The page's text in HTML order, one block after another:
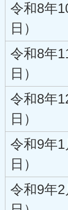
令和8年
日）
令和8年
日）
令和8年
日）
令和9年
日）
令和9年